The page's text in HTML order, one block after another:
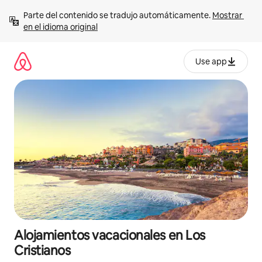
contenido
Parte del contenido se tradujo automáticamente. Mostrar
en el idioma original
Use app
Alojamientos vacacionales en Los
Cristianos